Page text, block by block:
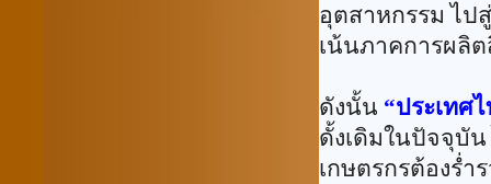
อุตสาหกรรม ไป
เน้นภาคการผลิ
ดังนั้น “ประเทศ
ดั้งเดิมในปัจจุบั
เกษตรกรต้องร่ำ